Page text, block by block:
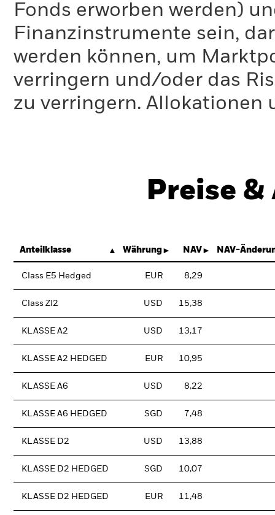
Fonds erworben werden)
Finanzinstrumente sein,
werden können, um
verringern und/oder das
zu verringern. Allokationen
Preise
Anteilklasse Währung NAV NAV-
Class E5 Hedged EUR 8,29
Class ZI2 USD 15,38
KLASSE A2 USD 13,17
KLASSE A2 HEDGED EUR 10,95
KLASSE A6 USD 8,22
KLASSE A6 HEDGED SGD 7,48
KLASSE D2 USD 13,88
KLASSE D2 HEDGED SGD 10,07
KLASSE D2 HEDGED EUR 11,48